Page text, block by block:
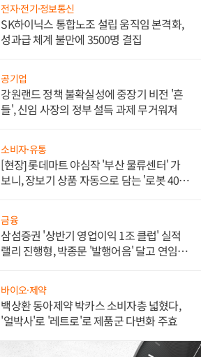
전자·전기·정보통신
SK하이닉스 통합노조 설립 움직임 본격화,
성과급 체계 불만에 3500명 결집
공기업
강원랜드 정책 불확실성에 중장기 비전 '흔
들', 신임 사장의 정부 설득 과제 무거워져
소비자·유통
[현장] 롯데마트 야심작 '부산 물류센터' 가
보니, 장보기 상품 자동으로 담는 '로봇 400
금융
삼섬증권 '상반기 영업이익 1조 클럽' 실적
랠리 진행형, 박종문 '발행어음' 달고 연임 향
바이오·제약
백상환 동아제약 박카스 소비자층 넓혔다,
'얼박사'로 '레트로'로 제품군 다변화 주효